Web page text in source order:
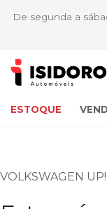
De segunda a
ESTOQUE
VOLKSWAGEN